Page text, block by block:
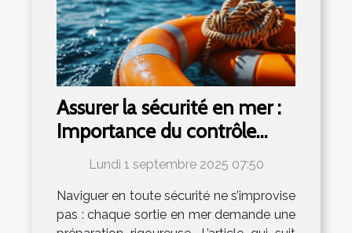
Assurer la sécurité en mer :
Importance du contrôle
régulier des équipements
Lundi 1 septembre 2025 07:50
Naviguer en toute sécurité ne s’improvise
pas : chaque sortie en mer demande une